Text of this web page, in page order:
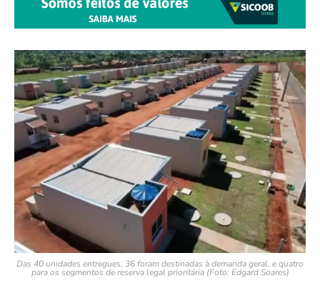
Das 40 unidades entregues, 36 foram destinadas à demanda geral, e quatro
para os segmentos de reserva legal prioritária (Foto: Edgard Soares)